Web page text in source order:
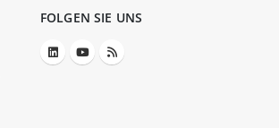
FOLGEN SIE UNS